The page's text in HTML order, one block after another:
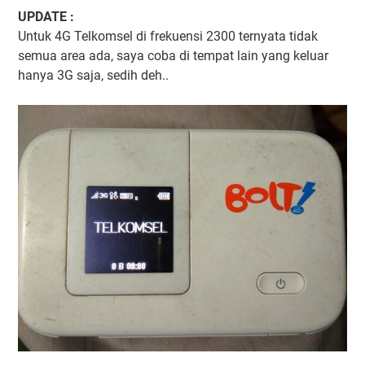
UPDATE :
Untuk 4G Telkomsel di frekuensi 2300 ternyata tidak
semua area ada, saya coba di tempat lain yang keluar
hanya 3G saja, sedih deh..